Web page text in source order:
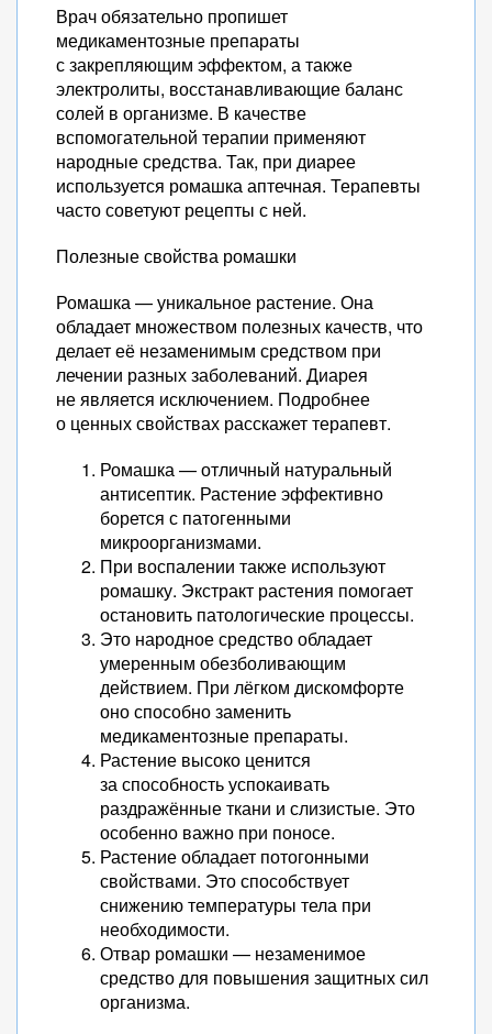
Врач обязательно пропишет
медикаментозные препараты
с закрепляющим эффектом, а также
электролиты, восстанавливающие баланс
солей в организме. В качестве
вспомогательной терапии применяют
народные средства. Так, при диарее
используется ромашка аптечная. Терапевты
часто советуют рецепты с ней.
Полезные свойства ромашки
Ромашка — уникальное растение. Она
обладает множеством полезных качеств, что
делает её незаменимым средством при
лечении разных заболеваний. Диарея
не является исключением. Подробнее
о ценных свойствах расскажет терапевт.
Ромашка — отличный натуральный
антисептик. Растение эффективно
борется с патогенными
микроорганизмами.
При воспалении также используют
ромашку. Экстракт растения помогает
остановить патологические процессы.
Это народное средство обладает
умеренным обезболивающим
действием. При лёгком дискомфорте
оно способно заменить
медикаментозные препараты.
Растение высоко ценится
за способность успокаивать
раздражённые ткани и слизистые. Это
особенно важно при поносе.
Растение обладает потогонными
свойствами. Это способствует
снижению температуры тела при
необходимости.
Отвар ромашки — незаменимое
средство для повышения защитных сил
организма.